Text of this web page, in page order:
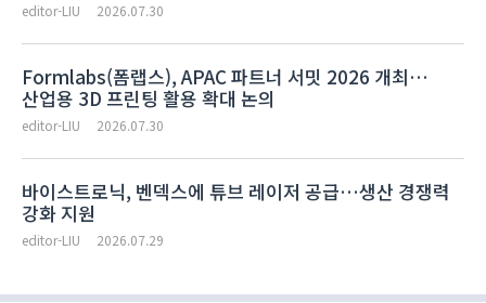
editor-LIU 2026.07.30
Formlabs(폼랩스), APAC 파트너 서밋 2026 개최…
산업용 3D 프린팅 활용 확대 논의
editor-LIU 2026.07.30
바이스트로닉, 벤덱스에 튜브 레이저 공급…생산 경쟁력
강화 지원
editor-LIU 2026.07.29